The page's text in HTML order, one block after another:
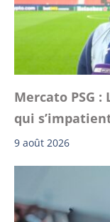
Mercato PSG
qui
9 août 2026